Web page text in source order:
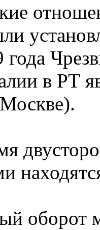
года
в РТ
оборот